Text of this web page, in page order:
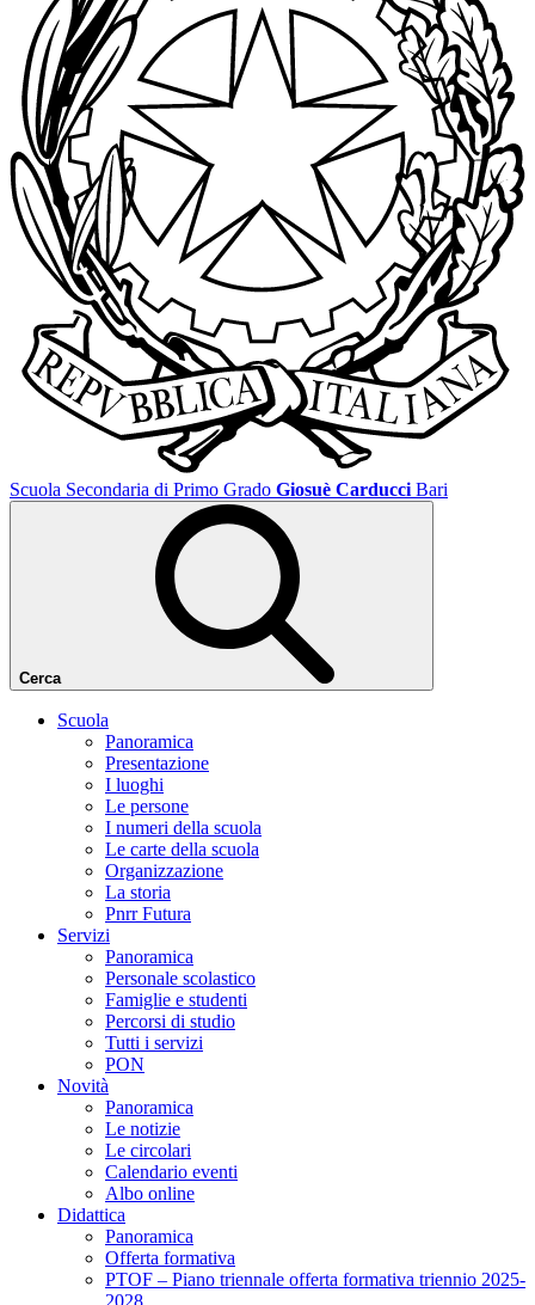
Scuola Secondaria di Primo Grado Giosuè Carducci Bari
Cerca
Scuola
Panoramica
Presentazione
I luoghi
Le persone
I numeri della scuola
Le carte della scuola
Organizzazione
La storia
Pnrr Futura
Servizi
Panoramica
Personale scolastico
Famiglie e studenti
Percorsi di studio
Tutti i servizi
PON
Novità
Panoramica
Le notizie
Le circolari
Calendario eventi
Albo online
Didattica
Panoramica
Offerta formativa
PTOF – Piano triennale offerta formativa triennio 2025-
2028